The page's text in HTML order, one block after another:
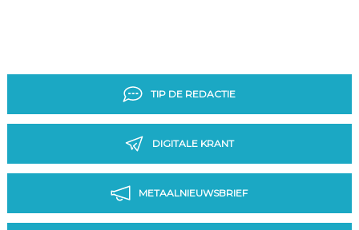
TIP DE REDACTIE
DIGITALE KRANT
METAALNIEUWSBRIEF